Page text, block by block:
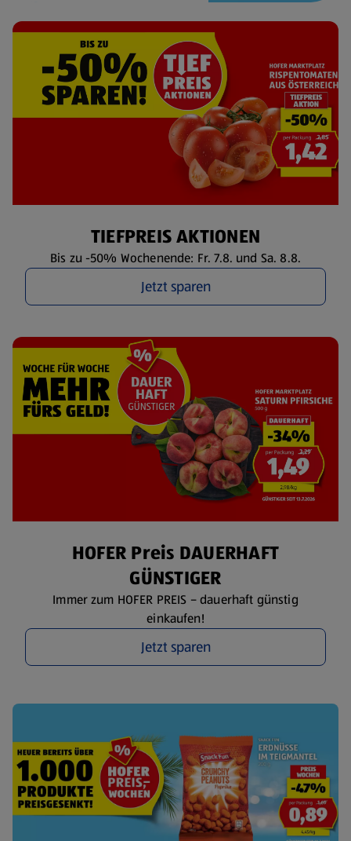
TIEFPREIS AKTIONEN
Bis zu -50% Wochenende: Fr. 7.8. und Sa. 8.8.
Jetzt sparen
HOFER Preis DAUERHAFT
GÜNSTIGER
Immer zum HOFER PREIS – dauerhaft günstig
einkaufen!
Jetzt sparen